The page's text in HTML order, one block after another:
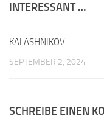
INTERESSANT …
KALASHNIKOV
SEPTEMBER 2, 2024
SCHREIBE EINEN